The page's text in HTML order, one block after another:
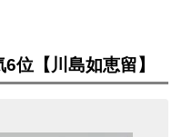
位【川島如恵留】